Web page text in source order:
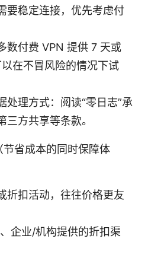
要稳定连接，优先考虑付
数付费 VPN 提供 7 天或
在不冒风险的情况下试
处理方式：阅读“零日志”承
方共享等条款。
省成本的同时保障体
折扣活动，往往价格更友
企业/机构提供的折扣渠